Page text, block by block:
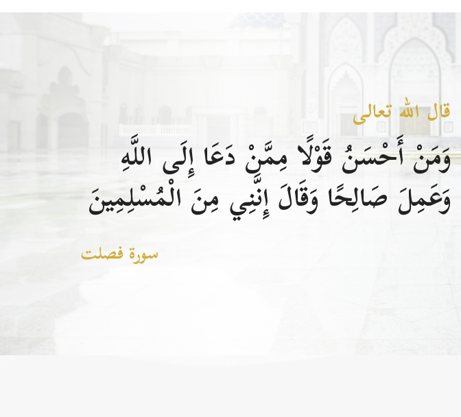
قال الله تعالى
وَمَنْ أَحْسَنُ قَوْلًا مِمَّنْ دَعَا إِلَى اللَّهِ
وَعَمِلَ صَالِحًا وَقَالَ إِنَّنِي مِنَ الْمُسْلِمِينَ
سورة فصلت